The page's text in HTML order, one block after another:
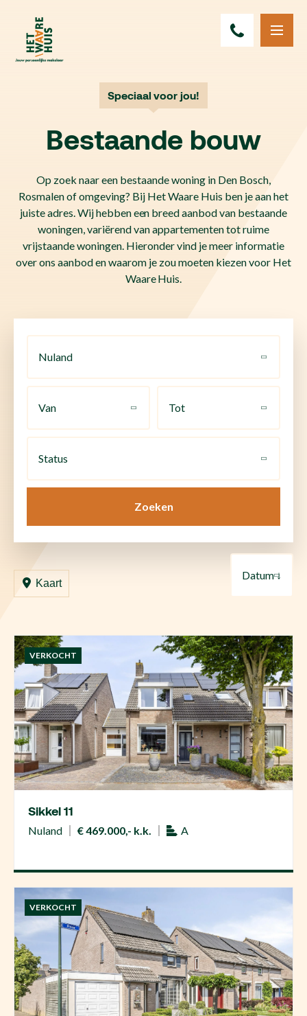
Speciaal voor jou!
Bestaande bouw
Op zoek naar een bestaande woning in Den Bosch,
Rosmalen of omgeving? Bij Het Waare Huis ben je aan het
juiste adres. Wij hebben een breed aanbod van bestaande
woningen, variërend van appartementen tot ruime
vrijstaande woningen. Hieronder vind je meer informatie
over ons aanbod en waarom je zou moeten kiezen voor Het
Waare Huis.
Nuland
Van Tot
Status
Zoeken
Kaart
Datum ↓
VERKOCHT
Sikkel 11
Nuland € 469.000,- k.k. A
VERKOCHT